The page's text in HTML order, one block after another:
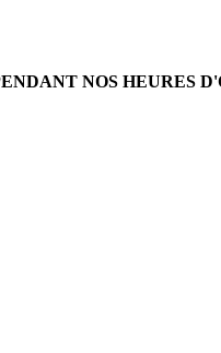
NOS HEURES